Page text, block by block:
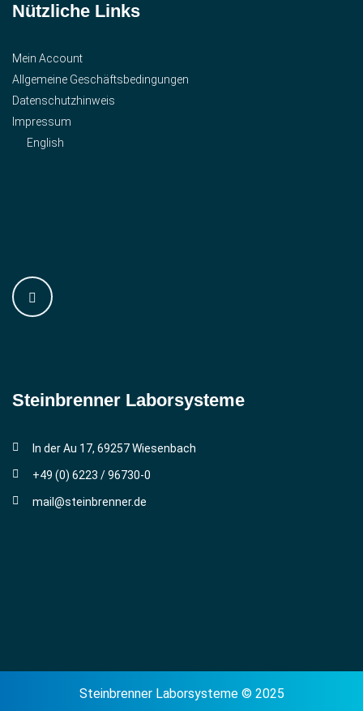
Nützliche Links
Mein Account
Allgemeine Geschäftsbedingungen
Datenschutzhinweis
Impressum
English
Steinbrenner ­Laborsysteme
In der Au 17, 69257 Wiesenbach
+49 (0) 6223 / 96730-0
mail@steinbrenner.de
Steinbrenner Laborsysteme © 2025